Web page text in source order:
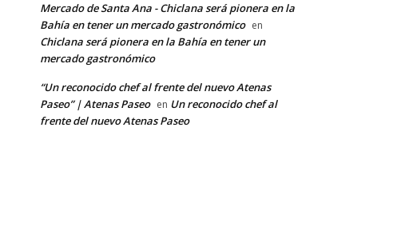
Mercado de Santa Ana - Chiclana será pionera en la
Bahía en tener un mercado gastronómico en
Chiclana será pionera en la Bahía en tener un
mercado gastronómico
“Un reconocido chef al frente del nuevo Atenas
Paseo” | Atenas Paseo en Un reconocido chef al
frente del nuevo Atenas Paseo